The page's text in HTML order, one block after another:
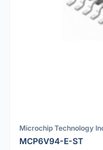
Microchip Technology
MCP6V94-E-ST